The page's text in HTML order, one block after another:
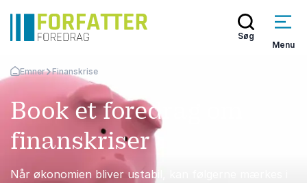
Søg
Menu
Tilbage til forsiden
Emner Finanskrise
Book et foredrag om
finanskriser
Når økonomien bliver ustabil, kan følgerne mærkes i